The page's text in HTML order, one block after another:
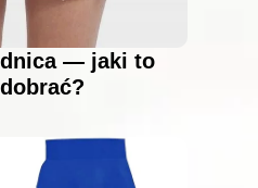
— jaki to